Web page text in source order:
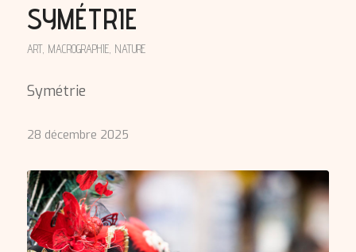
SYMÉTRIE
ART, MACROGRAPHIE, NATURE
Symétrie
28 décembre 2025